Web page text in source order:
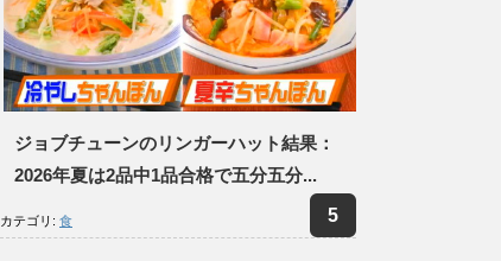
ジョブチューンのリンガーハット結果：
2026年夏は2品中1品合格で五分五分...
カテゴリ: 食